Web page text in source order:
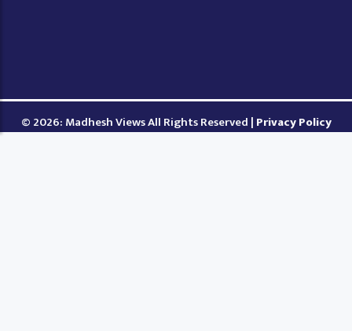
© 2026: Madhesh Views All Rights Reserved | Privacy Policy